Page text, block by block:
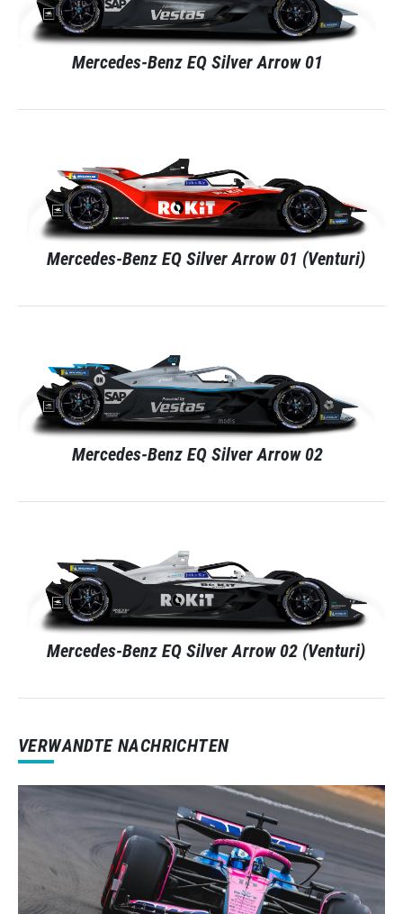
Mercedes-Benz EQ Silver Arrow 01
Mercedes-Benz EQ Silver Arrow 01 (Venturi)
Mercedes-Benz EQ Silver Arrow 02
Mercedes-Benz EQ Silver Arrow 02 (Venturi)
VERWANDTE NACHRICHTEN